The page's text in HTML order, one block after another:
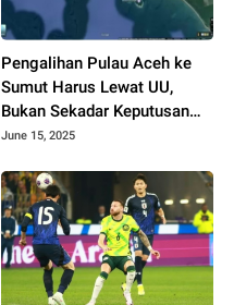
Pengalihan Pulau Aceh ke
Sumut Harus Lewat UU,
Bukan Sekadar Keputusan
Menteri
June 15, 2025